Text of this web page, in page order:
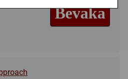
Bevaka